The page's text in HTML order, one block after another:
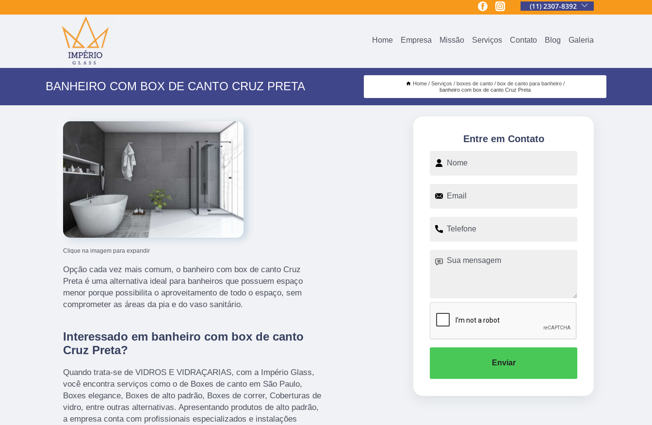
(11) 2307-8392
Home Empresa Missão Serviços Contato Blog Galeria
BANHEIRO COM BOX DE CANTO CRUZ PRETA Home Serviços boxes de canto
box de canto para banheiro
banheiro com box de canto Cruz Preta
Clique na imagem para expandir
Opção cada vez mais comum, o banheiro com box de canto Cruz
Preta é uma alternativa ideal para banheiros que possuem espaço
menor porque possibilita o aproveitamento de todo o espaço, sem
comprometer as áreas da pia e do vaso sanitário.
Interessado em banheiro com box de canto
Cruz Preta?
Quando trata-se de VIDROS E VIDRAÇARIAS, com a Império Glass,
você encontra serviços como o de Boxes de canto em São Paulo,
Boxes elegance, Boxes de alto padrão, Boxes de correr, Coberturas de
vidro, entre outras alternativas. Apresentando produtos de alto padrão,
a empresa conta com profissionais especializados e instalações
Entre em Contato
Enviar